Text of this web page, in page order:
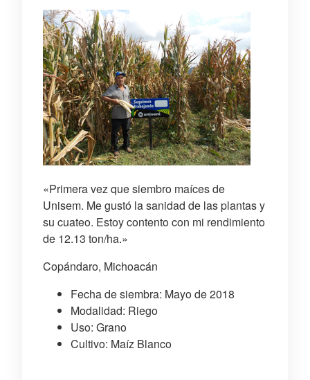
«Primera vez que siembro maíces de
Unisem. Me gustó la sanidad de las plantas y
su cuateo. Estoy contento con mi rendimiento
de 12.13 ton/ha.»
Copándaro, Michoacán
Fecha de siembra: Mayo de 2018
Modalidad: Riego
Uso: Grano
Cultivo: Maíz Blanco